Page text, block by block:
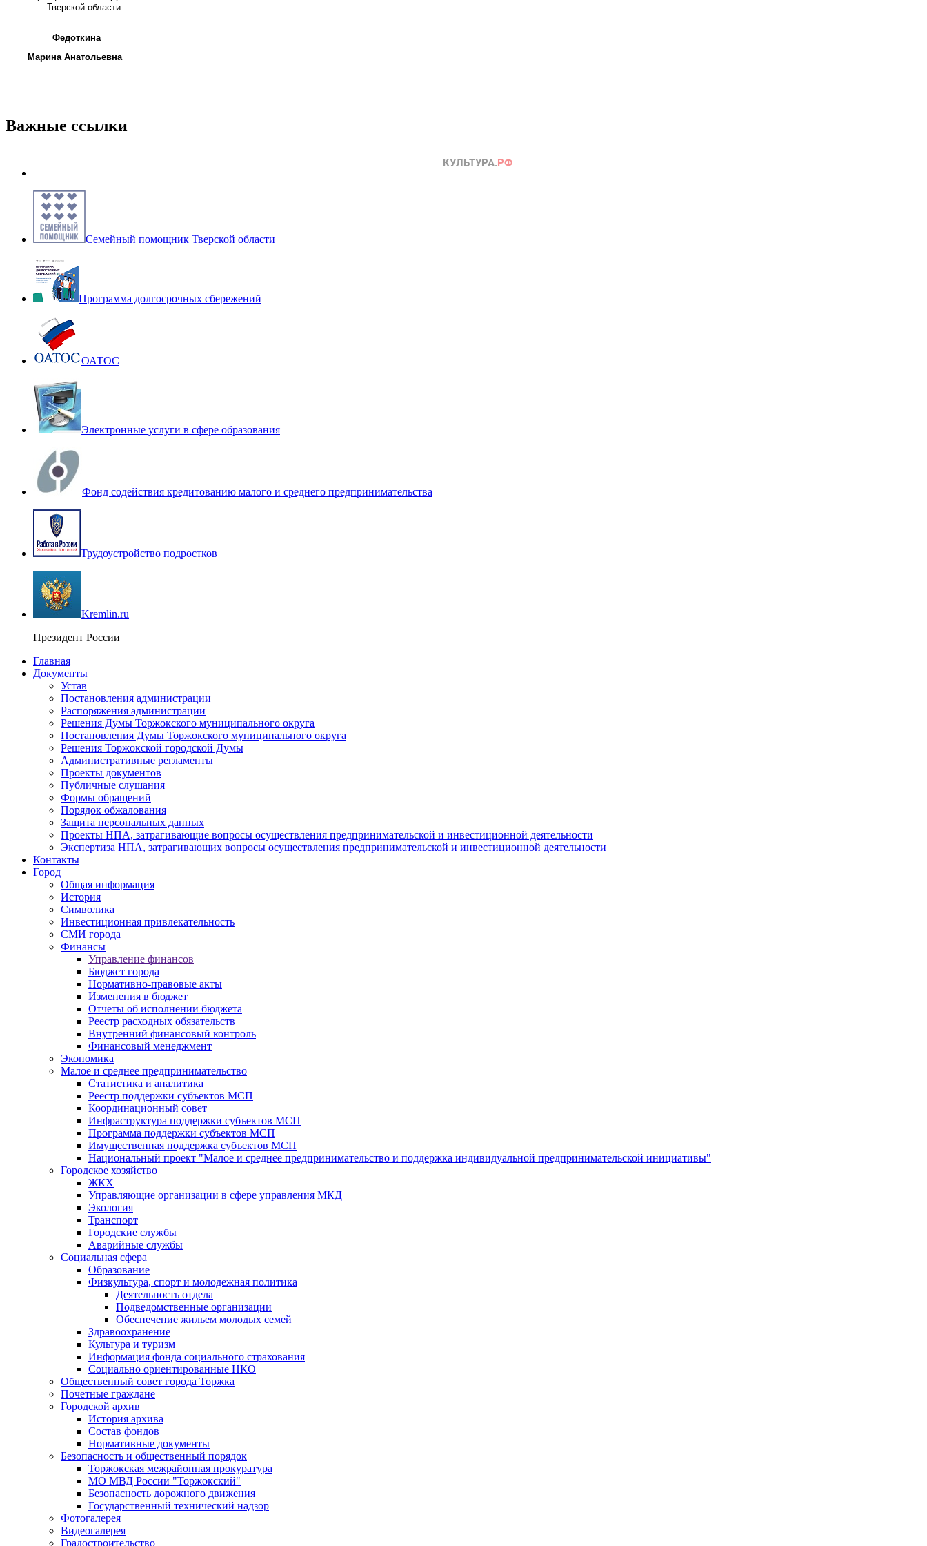
Тверской области
Федоткина
Марина Анатольевна
Важные ссылки
Семейный помощник Тверской области
Программа долгосрочных сбережений
ОАТОС
Электронные услуги в сфере образования
Фонд содействия кредитованию малого и среднего предпринимательства
Трудоустройство подростков
Kremlin.ru
Президент России
Главная
Документы
Устав
Постановления администрации
Распоряжения администрации
Решения Думы Торжокского муниципального округа
Постановления Думы Торжокского муниципального округа
Решения Торжокской городской Думы
Административные регламенты
Проекты документов
Публичные слушания
Формы обращений
Порядок обжалования
Защита персональных данных
Проекты НПА, затрагивающие вопросы осуществления предпринимательской и инвестиционной деятельности
Экспертиза НПА, затрагивающих вопросы осуществления предпринимательской и инвестиционной деятельности
Контакты
Город
Общая информация
История
Символика
Инвестиционная привлекательность
СМИ города
Финансы
Управление финансов
Бюджет города
Нормативно-правовые акты
Изменения в бюджет
Отчеты об исполнении бюджета
Реестр расходных обязательств
Внутренний финансовый контроль
Финансовый менеджмент
Экономика
Малое и среднее предпринимательство
Статистика и аналитика
Реестр поддержки субъектов МСП
Координационный совет
Инфраструктура поддержки субъектов МСП
Программа поддержки субъектов МСП
Имущественная поддержка субъектов МСП
Национальный проект "Малое и среднее предпринимательство и поддержка индивидуальной предпринимательской инициативы"
Городское хозяйство
ЖКХ
Управляющие организации в сфере управления МКД
Экология
Транспорт
Городские службы
Аварийные службы
Социальная сфера
Образование
Физкультура, спорт и молодежная политика
Деятельность отдела
Подведомственные организации
Обеспечение жильем молодых семей
Здравоохранение
Культура и туризм
Информация фонда социального страхования
Социально ориентированные НКО
Общественный совет города Торжка
Почетные граждане
Городской архив
История архива
Состав фондов
Нормативные документы
Безопасность и общественный порядок
Торжокская межрайонная прокуратура
МО МВД России "Торжокский"
Безопасность дорожного движения
Государственный технический надзор
Фотогалерея
Видеогалерея
Градостроительство